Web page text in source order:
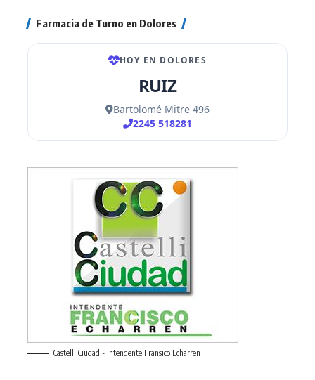
Farmacia de Turno en Dolores
Castelli Ciudad - Intendente Fransico Echarren